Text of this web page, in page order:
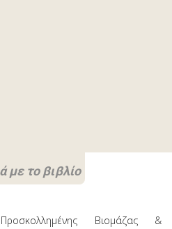
με το βιβλίο
Προσκολλημένης Βιομάζας &